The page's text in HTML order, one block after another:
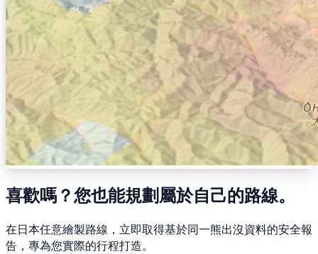
喜歡嗎？您也能規劃屬於自己的路線。
在日本任意繪製路線，立即取得基於同一熊出沒資料的安全報
告，專為您實際的行程打造。